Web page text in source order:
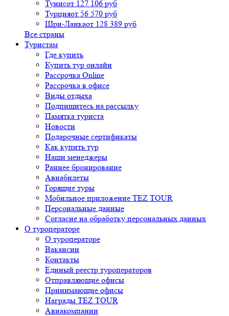
Тунисот 127 106 руб
Турцияот 56 570 руб
Шри-Ланкаот 128 389 руб
Все страны
Туристам
Где купить
Купить тур онлайн
Рассрочка Online
Рассрочка в офисе
Виды отдыха
Подпишитесь на рассылку
Памятка туриста
Новости
Подарочные сертификаты
Как купить тур
Наши менеджеры
Раннее бронирование
Авиабилеты
Горящие туры
Мобильное приложение TEZ TOUR
Персональные данные
Согласие на обработку персональных данных
О туроператоре
О туроператоре
Вакансии
Контакты
Единый реестр туроператоров
Отправляющие офисы
Принимающие офисы
Награды TEZ TOUR
Авиакомпании